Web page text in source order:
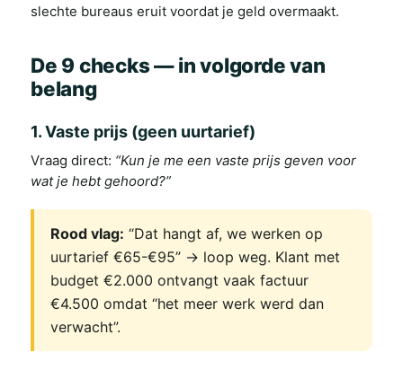
slechte bureaus eruit voordat je geld overmaakt.
De 9 checks — in volgorde van
belang
1. Vaste prijs (geen uurtarief)
Vraag direct: “Kun je me een vaste prijs geven voor
wat je hebt gehoord?”
Rood vlag: “Dat hangt af, we werken op
uurtarief €65-€95” → loop weg. Klant met
budget €2.000 ontvangt vaak factuur
€4.500 omdat “het meer werk werd dan
verwacht”.